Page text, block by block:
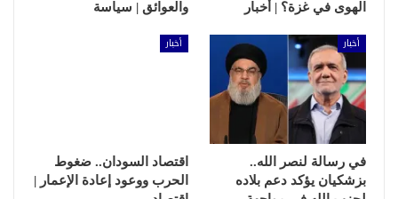
الهوى في غزة؟ | أخبار
والعوائق | سياسة
أخبار
في رسالة لنصر الله..
بزشكيان يؤكد دعم بلاده
أخبار
اقتصاد السودان.. ضغوط
الحرب ووعود إعادة الإعمار |